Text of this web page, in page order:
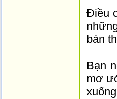
Điều
bán
Bạn
mơ